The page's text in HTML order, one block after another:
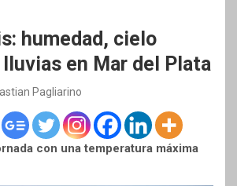
humedad, cielo
en Mar del Plata
Pagliarino
con una temperatura máxima